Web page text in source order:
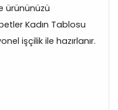
ürününüzü
Kadın Tablosu
işçilik ile hazırlanır.